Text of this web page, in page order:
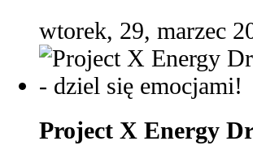
wtorek, 29, marzec
Project X Energy